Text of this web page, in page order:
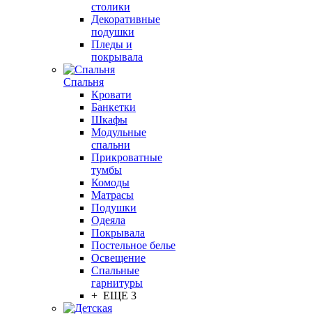
столики
Декоративные
подушки
Пледы и
покрывала
Спальня
Кровати
Банкетки
Шкафы
Модульные
спальни
Прикроватные
тумбы
Комоды
Матрасы
Подушки
Одеяла
Покрывала
Постельное белье
Освещение
Спальные
гарнитуры
+ ЕЩЕ 3